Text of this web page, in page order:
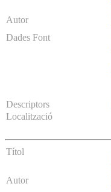
Autor
Dades Font
Descriptors
Localització
Títol
Autor